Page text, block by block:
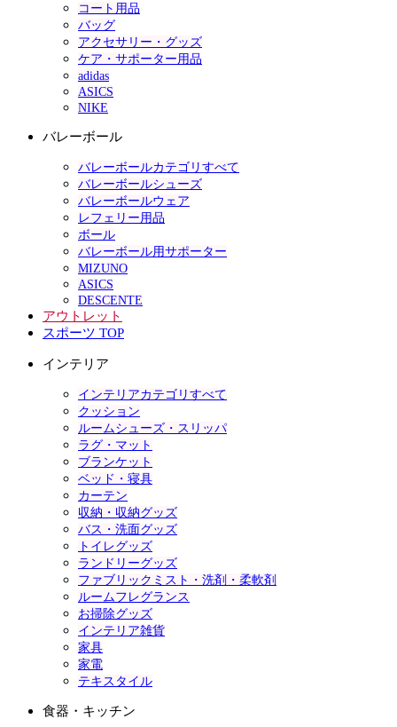
コート用品
バッグ
アクセサリー・グッズ
ケア・サポーター用品
adidas
ASICS
NIKE
バレーボール
バレーボールカテゴリすべて
バレーボールシューズ
バレーボールウェア
レフェリー用品
ボール
バレーボール用サポーター
MIZUNO
ASICS
DESCENTE
アウトレット
スポーツ TOP
インテリア
インテリアカテゴリすべて
クッション
ルームシューズ・スリッパ
ラグ・マット
ブランケット
ベッド・寝具
カーテン
収納・収納グッズ
バス・洗面グッズ
トイレグッズ
ランドリーグッズ
ファブリックミスト・洗剤・柔軟剤
ルームフレグランス
お掃除グッズ
インテリア雑貨
家具
家電
テキスタイル
食器・キッチン